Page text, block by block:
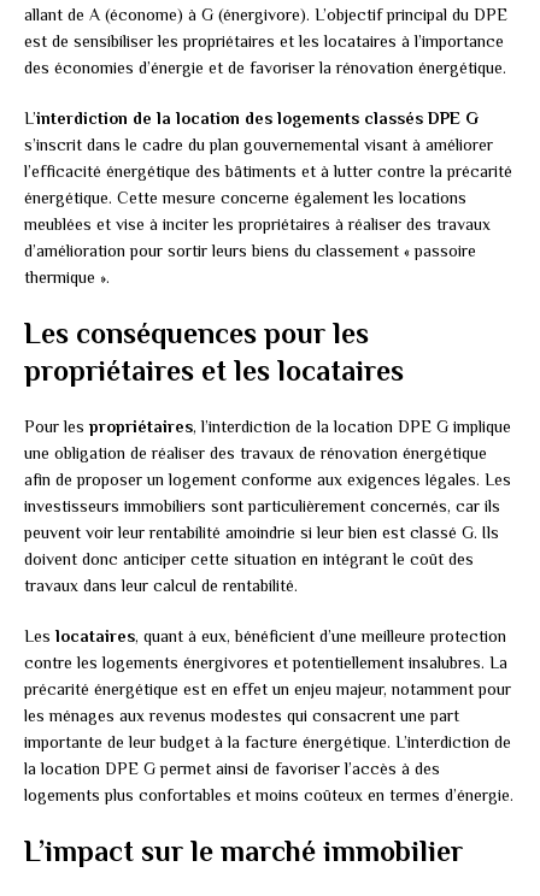
allant de A (économe) à G (énergivore). L’objectif principal du DPE
est de sensibiliser les propriétaires et les locataires à l’importance
des économies d’énergie et de favoriser la rénovation énergétique.
L’interdiction de la location des logements classés DPE G
s’inscrit dans le cadre du plan gouvernemental visant à améliorer
l’efficacité énergétique des bâtiments et à lutter contre la précarité
énergétique. Cette mesure concerne également les locations
meublées et vise à inciter les propriétaires à réaliser des travaux
d’amélioration pour sortir leurs biens du classement « passoire
thermique ».
Les conséquences pour les
propriétaires et les locataires
Pour les propriétaires, l’interdiction de la location DPE G implique
une obligation de réaliser des travaux de rénovation énergétique
afin de proposer un logement conforme aux exigences légales. Les
investisseurs immobiliers sont particulièrement concernés, car ils
peuvent voir leur rentabilité amoindrie si leur bien est classé G. Ils
doivent donc anticiper cette situation en intégrant le coût des
travaux dans leur calcul de rentabilité.
Les locataires, quant à eux, bénéficient d’une meilleure protection
contre les logements énergivores et potentiellement insalubres. La
précarité énergétique est en effet un enjeu majeur, notamment pour
les ménages aux revenus modestes qui consacrent une part
importante de leur budget à la facture énergétique. L’interdiction de
la location DPE G permet ainsi de favoriser l’accès à des
logements plus confortables et moins coûteux en termes d’énergie.
L’impact sur le marché immobilier